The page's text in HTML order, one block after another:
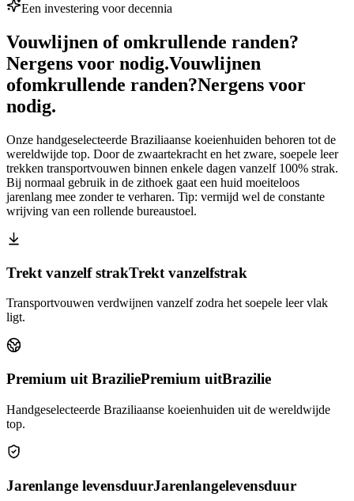
Een investering voor decennia
Vouwlijnen of omkrullende randen?
Nergens voor nodig.Vouwlijnen
ofomkrullende randen?Nergens voor
nodig.
Onze handgeselecteerde Braziliaanse koeienhuiden behoren tot de
wereldwijde top. Door de zwaartekracht en het zware, soepele leer
trekken transportvouwen binnen enkele dagen vanzelf 100% strak.
Bij normaal gebruik in de zithoek gaat een huid moeiteloos
jarenlang mee zonder te verharen. Tip: vermijd wel de constante
wrijving van een rollende bureaustoel.
Trekt vanzelf strakTrekt vanzelfstrak
Transportvouwen verdwijnen vanzelf zodra het soepele leer vlak
ligt.
Premium uit BraziliePremium uitBrazilie
Handgeselecteerde Braziliaanse koeienhuiden uit de wereldwijde
top.
Jarenlange levensduurJarenlangelevensduur